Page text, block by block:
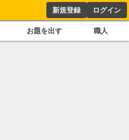
新規登録 ログイン
お題を出す 職人